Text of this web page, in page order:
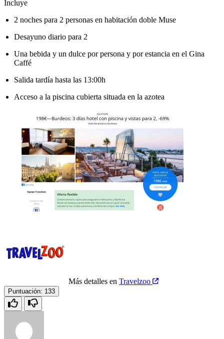
Incluye
2 noches para 2 personas en habitación doble Muse
Desayuno diario para 2
Una bebida y un dulce por persona y por estancia en el Gina
Caffé
Salida tardía hasta las 13:00h
Acceso a la piscina cubierta situada en la azotea
Más detalles en Travelzoo
Puntuación: 133